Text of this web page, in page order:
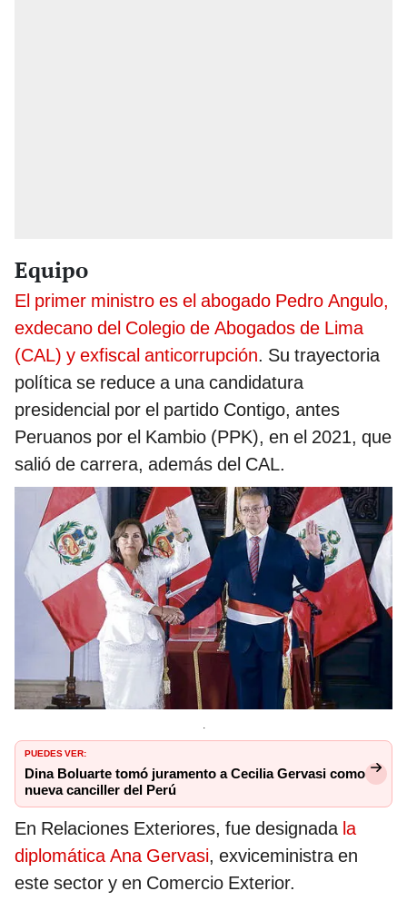
Equipo
El primer ministro es el abogado Pedro Angulo,
exdecano del Colegio de Abogados de Lima
(CAL) y exfiscal anticorrupción. Su trayectoria
política se reduce a una candidatura
presidencial por el partido Contigo, antes
Peruanos por el Kambio (PPK), en el 2021, que
salió de carrera, además del CAL.
PUEDES VER:
Dina Boluarte tomó juramento a Cecilia Gervasi como
nueva canciller del Perú
En Relaciones Exteriores, fue designada la
diplomática Ana Gervasi, exviceministra en
este sector y en Comercio Exterior.